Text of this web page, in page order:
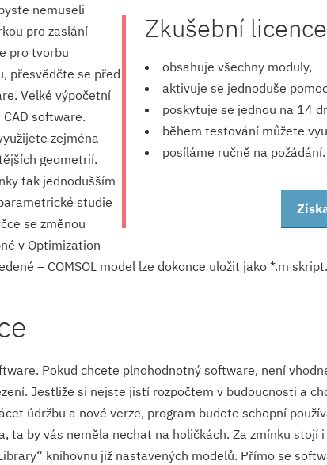
Zkušební
obsahuje všechny moduly,
aktivuje se jednoduše
poskytuje se jednou na 14
během testování můžete
posíláme ručně na požádání.
nemuseli
pro zaslání
pro tvorbu
přesvědčte se před
Velké výpočetní
software.
zejména
geometrií.
tak jednodušším
studie
se změnou
v Optimization
– COMSOL model lze dokonce uložit jako *.m
Pokud chcete plnohodnotný software, není
Jestliže si nejste jistí rozpočtem v budoucnosti a
údržbu a nové verze, program budete schopní
ta by vás neměla nechat na holičkách. Za zmínku stojí
knihovnu již nastavených modelů. Přímo se